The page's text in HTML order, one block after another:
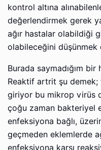
kontrol altına
değerlendirmek gerek
ağır hastalar olabildiği
olabileceğini düşünmek
Burada saymadığım
Reaktif artrit şu
giriyor bu mikrop virüs
çoğu zaman bakteriyel
enfeksiyona bağlı,
geçmeden eklemlerde
enfeksiyona karşı